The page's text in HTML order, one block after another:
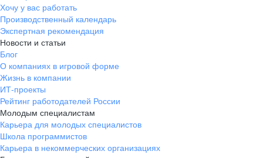
Хочу у вас работать
Производственный календарь
Экспертная рекомендация
Новости и статьи
Блог
О компаниях в игровой форме
Жизнь в компании
ИТ-проекты
Рейтинг работодателей России
Молодым специалистам
Карьера для молодых специалистов
Школа программистов
Карьера в некоммерческих организациях